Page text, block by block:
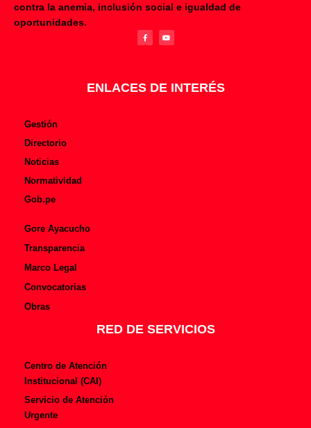
contra la anemia, inclusión social e igualdad de
oportunidades.
c
e
b
t
u
ENLACES DE INTERÉS
Gestión
Directorio
Noticias
Normatividad
Gob.pe
Gore Ayacucho
Transparencia
Marco Legal
Convocatorias
Obras
RED DE SERVICIOS
Centro de Atención
Institucional (CAI)
Servicio de Atención
Urgente